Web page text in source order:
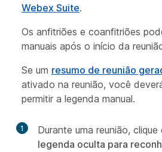
Webex Suite.
Os anfitriões e coanfitriões
manuais após o início da
Se um resumo de reunião
ativado na reunião, você
permitir a legenda manual.
1 Durante uma reunião, clique
legenda oculta para